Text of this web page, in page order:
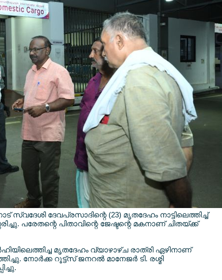
സ്വദേശി ദേവപ്രസാദിന്റെ (23) മൃതദേഹം നാട്ടിലെത്തിച്ച്
പരേതന്റെ പിതാവിന്റെ ജേഷ്ടന്റെ മകനാണ് ചിതയ്ക്ക്
മൃതദേഹം വ്യാഴാഴ്ച രാത്രി ഏഴിനാണ്
നോര്‍ക്ക റൂട്ട്സ് ജനറല്‍ മാനേജര്‍ ടി. രശ്മി